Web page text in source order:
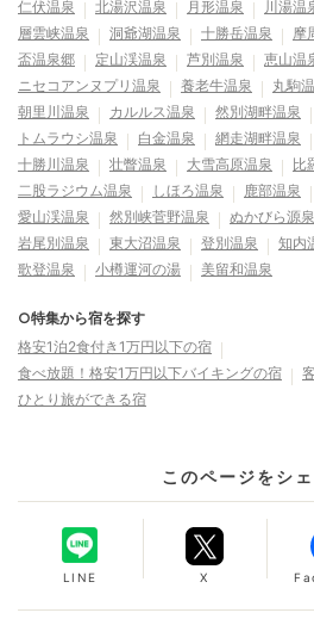
仁伏温泉 北湯沢温泉 月形温泉 川湯温
層雲峡温泉
洞爺湖温泉 十勝岳温泉 摩
盃温泉郷
定山渓温泉 芦別温泉
恵山温
ニセコアンヌプリ温泉
養老牛温泉 丸駒
朝里川温泉
カルルス温泉 然別湖畔温泉
トムラウシ温泉
白金温泉 網走湖畔温泉
十勝川温泉
壮瞥温泉 大雪高原温泉
比
二股ラジウム温泉
しほろ温泉 鹿部温泉
愛山渓温泉
然別峡菅野温泉 ぬかびら源
岩尾別温泉
東大沼温泉 登別温泉 知内
歌登温泉
小樽運河の湯 美留和温泉
○特集から宿を探す
格安1泊2食付き1万円以下の宿
食べ放題！格安1万円以下バイキングの宿
ひとり旅ができる宿
このページをシ
LINE X